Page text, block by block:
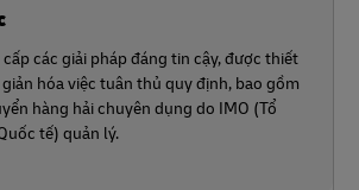
các giải pháp đáng tin cậy, được thiết
hóa việc tuân thủ quy định, bao gồm
hàng hải chuyên dụng do IMO (Tổ
tế) quản lý.